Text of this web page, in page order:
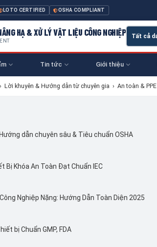
LOTO CERTIFIED OSHA COMPLIANT
HẠ & XỬ LÝ VẬT LIỆU CÔNG NGHIỆP
Tin tức Giới thiệu
› Lời khuyên & Hướng dẫn từ chuyên gia › An toàn & PPE
dẫn chuyên sâu & Tiêu chuẩn OSHA
Bị Khóa An Toàn Đạt Chuẩn IEC
Nghiệp Nặng: Hướng Dẫn Toàn Diện 2025
bị Chuẩn GMP, FDA